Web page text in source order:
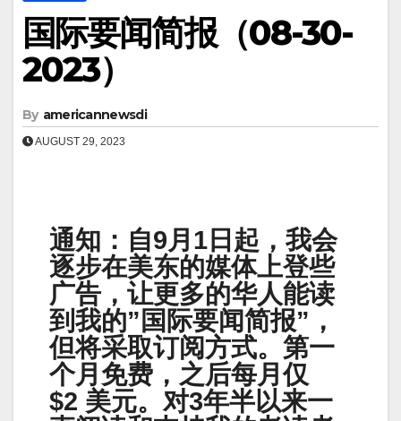
国际要闻简报（08-30-
2023）
By americannewsdi
AUGUST 29, 2023
通知：自9月1日起，我会
逐步在美东的媒体上登些
广告，让更多的华人能读
到我的”国际要闻简报”，
但将采取订阅方式。第一
个月免费，之后每月仅
$2 美元。对3年半以来一